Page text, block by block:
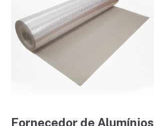
Fornecedor de Alumínios